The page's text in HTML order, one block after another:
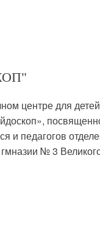
центре для
и педагогов
№ 3